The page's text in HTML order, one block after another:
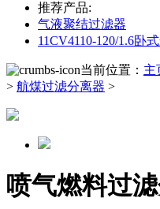
推荐产品:
气液聚结过滤器
11CV4110-120/1.6卧
当前位置： 主
> 航煤过滤分离器 >
喷气燃料过